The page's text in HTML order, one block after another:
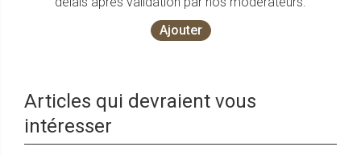
Ajouter
Articles qui devraient vous
intéresser